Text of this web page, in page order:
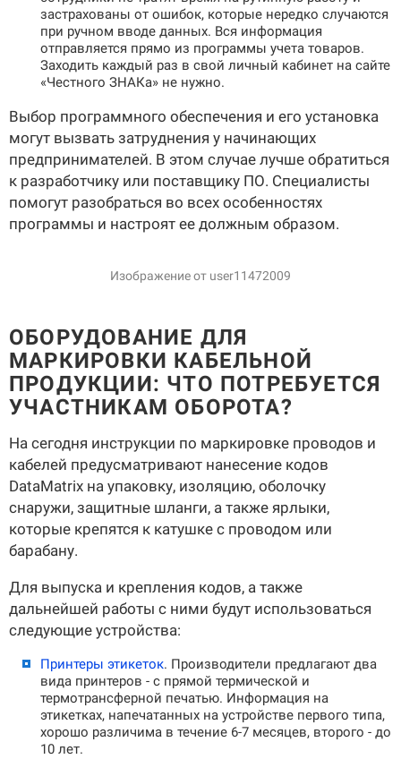
застрахованы от ошибок, которые нередко случаются
при ручном вводе данных. Вся информация
отправляется прямо из программы учета товаров.
Заходить каждый раз в свой личный кабинет на сайте
«Честного ЗНАКа» не нужно.
Выбор программного обеспечения и его установка
могут вызвать затруднения у начинающих
предпринимателей. В этом случае лучше обратиться
к разработчику или поставщику ПО. Специалисты
помогут разобраться во всех особенностях
программы и настроят ее должным образом.
Изображение от user11472009
ОБОРУДОВАНИЕ ДЛЯ
МАРКИРОВКИ КАБЕЛЬНОЙ
ПРОДУКЦИИ: ЧТО ПОТРЕБУЕТСЯ
УЧАСТНИКАМ ОБОРОТА?
На сегодня инструкции по маркировке проводов и
кабелей предусматривают нанесение кодов
DataMatrix на упаковку, изоляцию, оболочку
снаружи, защитные шланги, а также ярлыки,
которые крепятся к катушке с проводом или
барабану.
Для выпуска и крепления кодов, а также
дальнейшей работы с ними будут использоваться
следующие устройства:
Принтеры этикеток. Производители предлагают два
вида принтеров - с прямой термической и
термотрансферной печатью. Информация на
этикетках, напечатанных на устройстве первого типа,
хорошо различима в течение 6-7 месяцев, второго - до
10 лет.